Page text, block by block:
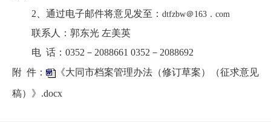
2、通过电子邮件将意见发至： dtfzbw＠163．com
联系人：郭东光 左美英
电 话：0352－2088661 0352－2088692
附 件：
《大同市档案管理办法（修订草案）（征求意见
稿）》.docx